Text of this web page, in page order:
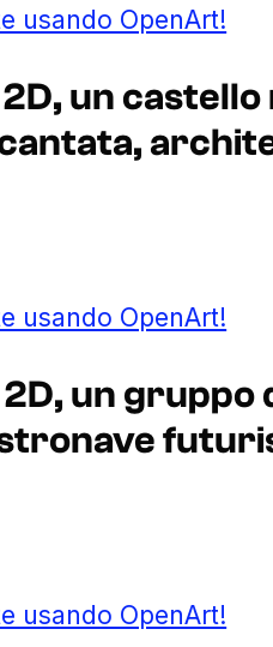
usando OpenArt!
un castello
usando OpenArt!
un gruppo
usando OpenArt!